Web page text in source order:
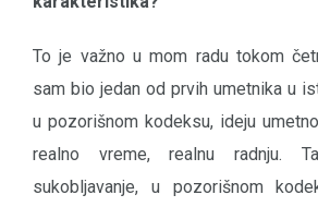
To je važno u mom radu tokom
sam bio jedan od prvih umetnika u
u pozorišnom kodeksu, ideju
realno vreme, realnu radnju.
sukobljavanje, u pozorišnom